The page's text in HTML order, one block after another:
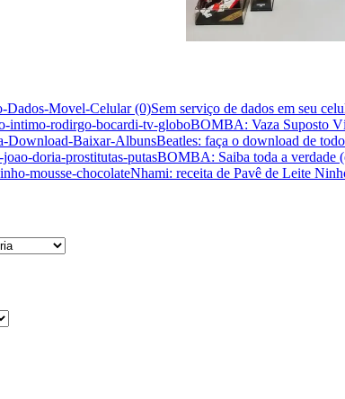
Sem serviço de dados em seu
BOMBA: Vaza Suposto
Beatles: faça o download de
BOMBA: Saiba toda a verdade
Nhami: receita de Pavê de Leite